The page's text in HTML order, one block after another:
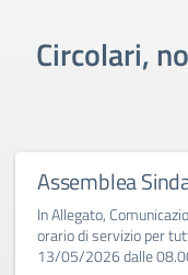
Circolari,
Assemblea
In Allegato,
orario di servizio per
13/05/2026 dalle